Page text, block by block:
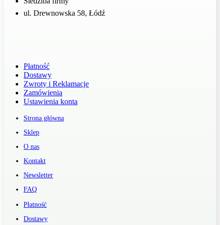
ul. Drewnowska 58, Łódź
Płatność
Dostawy
Zwroty i Reklamacje
Zamówienia
Ustawienia konta
Strona główna
Sklep
O nas
Kontakt
Newsletter
FAQ
Płatność
Dostawy